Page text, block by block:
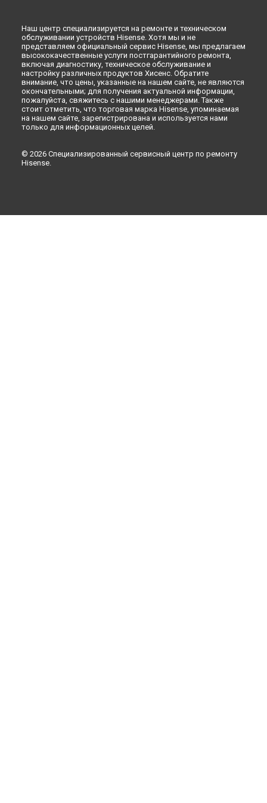
Наш центр специализируется на ремонте и техническом
обслуживании устройств Hisense. Хотя мы и не
представляем официальный сервис Hisense, мы предлагаем
высококачественные услуги постгарантийного ремонта,
включая диагностику, техническое обслуживание и
настройку различных продуктов Хисенс. Обратите
внимание, что цены, указанные на нашем сайте, не являются
окончательными; для получения актуальной информации,
пожалуйста, свяжитесь с нашими менеджерами. Также
стоит отметить, что торговая марка Hisense, упоминаемая
на нашем сайте, зарегистрирована и используется нами
только для информационных целей.
© 2026 Специализированный сервисный центр по ремонту
Hisense.